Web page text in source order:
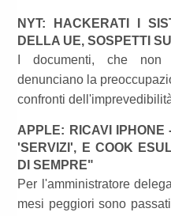
NYT: HACKERATI I
DELLA UE, SOSPETTI
I documenti, che
denunciano la
confronti
APPLE: RICAVI IPHONE
'SERVIZI', E COOK
DI SEMPRE"
Per l'amministratore
mesi peggiori sono